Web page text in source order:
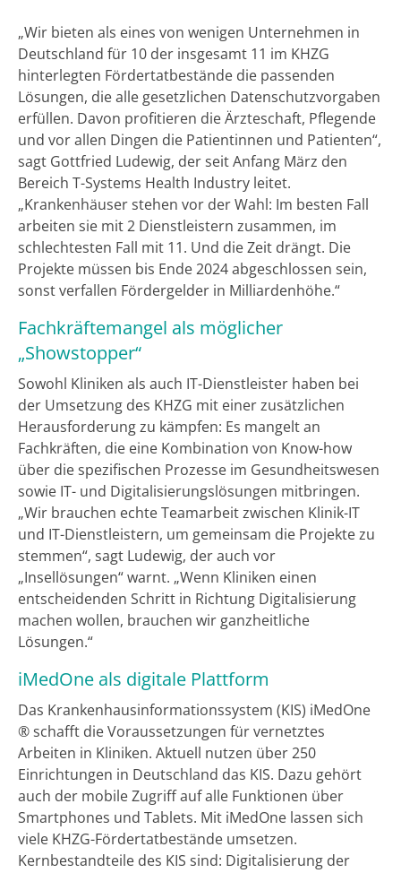
„Wir bieten als eines von wenigen Unternehmen in
Deutschland für 10 der insgesamt 11 im KHZG
hinterlegten Fördertatbestände die passenden
Lösungen, die alle gesetzlichen Datenschutzvorgaben
erfüllen. Davon profitieren die Ärzteschaft, Pflegende
und vor allen Dingen die Patientinnen und Patienten“,
sagt Gottfried Ludewig, der seit Anfang März den
Bereich T-Systems Health Industry leitet.
„Krankenhäuser stehen vor der Wahl: Im besten Fall
arbeiten sie mit 2 Dienstleistern zusammen, im
schlechtesten Fall mit 11. Und die Zeit drängt. Die
Projekte müssen bis Ende 2024 abgeschlossen sein,
sonst verfallen Fördergelder in Milliardenhöhe.“
Fachkräftemangel als möglicher
„Showstopper“
Sowohl Kliniken als auch IT-Dienstleister haben bei
der Umsetzung des KHZG mit einer zusätzlichen
Herausforderung zu kämpfen: Es mangelt an
Fachkräften, die eine Kombination von Know-how
über die spezifischen Prozesse im Gesundheitswesen
sowie IT- und Digitalisierungslösungen mitbringen.
„Wir brauchen echte Teamarbeit zwischen Klinik-IT
und IT-Dienstleistern, um gemeinsam die Projekte zu
stemmen“, sagt Ludewig, der auch vor
„Insellösungen“ warnt. „Wenn Kliniken einen
entscheidenden Schritt in Richtung Digitalisierung
machen wollen, brauchen wir ganzheitliche
Lösungen.“
iMedOne als digitale Plattform
Das Krankenhausinformationssystem (KIS) iMedOne
® schafft die Voraussetzungen für vernetztes
Arbeiten in Kliniken. Aktuell nutzen über 250
Einrichtungen in Deutschland das KIS. Dazu gehört
auch der mobile Zugriff auf alle Funktionen über
Smartphones und Tablets. Mit iMedOne lassen sich
viele KHZG-Fördertatbestände umsetzen.
Kernbestandteile des KIS sind: Digitalisierung der